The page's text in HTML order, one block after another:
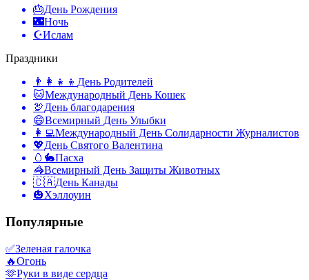
🎂День Рождения
🌃Ночь
☪️Ислам
Праздники
👨‍👩‍👧‍👦 День Родителей
🐱Международный День Кошек
🦃День благодарения
😄Всемирный День Улыбки
👩‍💻Международный День Солидарности Журналистов
💖День Святого Валентина
🥚🐇Пасха
🦓Всемирный День Защиты Животных
🇨🇦День Канады
🎃Хэллоуин
Популярные
✅Зеленая галочка
🔥Огонь
🫶Руки в виде сердца